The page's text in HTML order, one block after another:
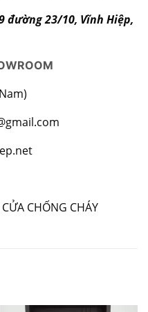
đường 23/10, Vĩnh Hiệp,
CHỐNG CHÁY